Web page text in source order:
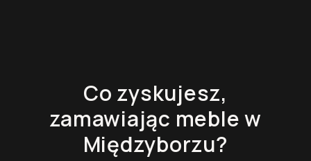
Co zyskujesz,
zamawiając meble w
Międzyborzu?